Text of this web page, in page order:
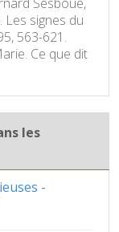
Les signes du
563-621.
Ce que dit
les
-